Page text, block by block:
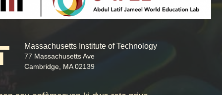
Massachusetts Institute of Technology
77 Massachusetts Ave
Cambridge, MA 02139